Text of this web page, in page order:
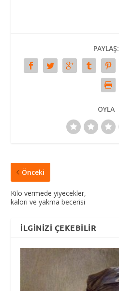
PAYLAŞ:
OYLA
Önceki
Kilo vermede yiyecekler,
kalori ve yakma becerisi
İLGINIZI ÇEKEBILIR